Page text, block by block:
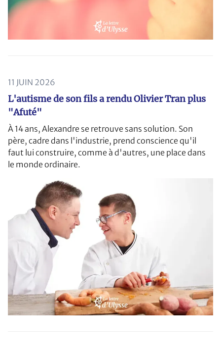
11 JUIN 2026
L'autisme de son fils a rendu Olivier Tran plus
"Afuté"
À 14 ans, Alexandre se retrouve sans solution. Son
père, cadre dans l'industrie, prend conscience qu'il
faut lui construire, comme à d'autres, une place dans
le monde ordinaire.